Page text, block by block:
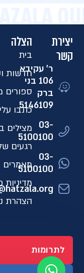
יצירת
קשר
ר' עקיבא
106 בני
ברק
5146109​
03-
5100100
03-
5100100
הצלה
בית
חדשות
כתבו
מצילים
רגעים
מאמרים
מדיניות
הצהרת
לתרומות